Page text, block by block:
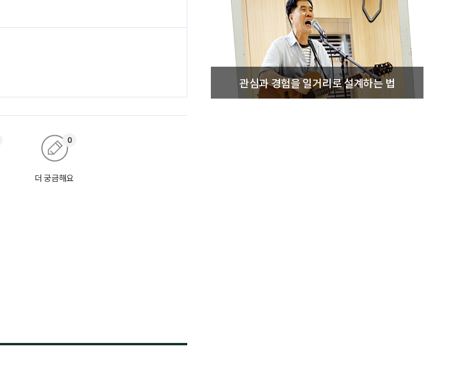
더 궁금해요
0
관심과 경험을 일거리로 설계하는 법